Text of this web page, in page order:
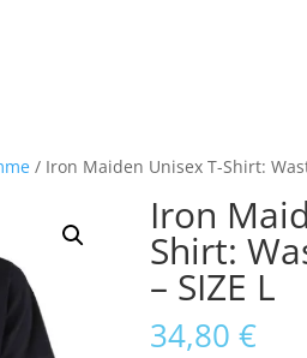
/ Iron Maiden Unisex T-Shirt:
Iron
Shirt:
– SIZE L
34,80€